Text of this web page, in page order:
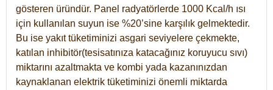
gösteren üründür. Panel radyatörlerde 1000 Kcal/h ısı
için kullanılan suyun ise %20’sine karşılık gelmektedir.
Bu ise yakıt tüketiminizi asgari seviyelere çekmekte,
katılan inhibitör(tesisatınıza katacağınız koruyucu sıvı)
miktarını azaltmakta ve kombi yada kazanınızdan
kaynaklanan elektrik tüketiminizi önemli miktarda